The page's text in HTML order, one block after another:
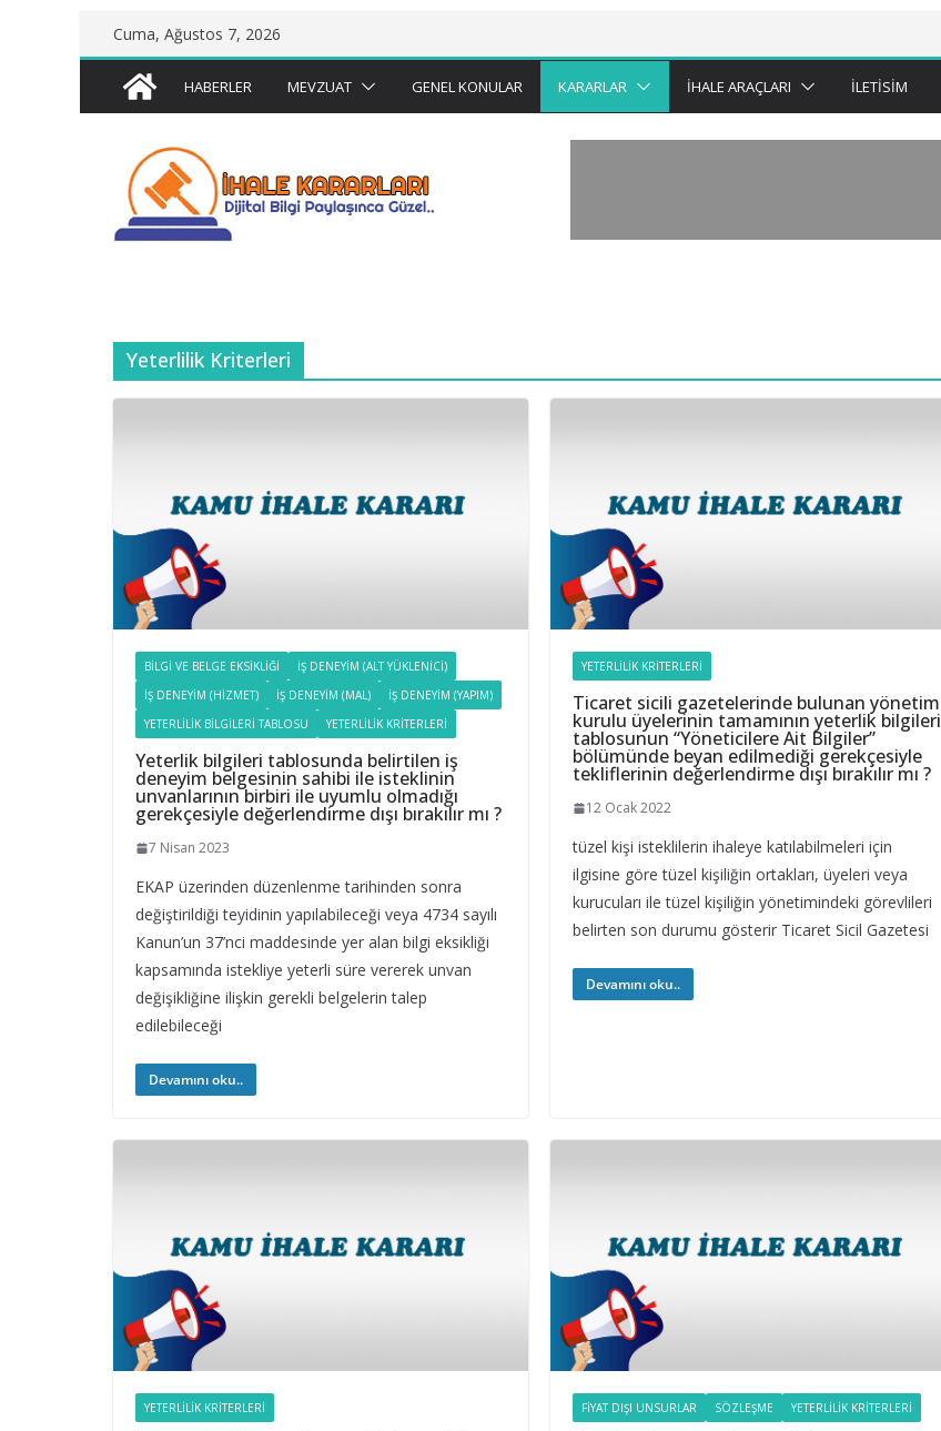
to
content
Cuma, Ağustos 7, 2026
HABERLER MEVZUAT GENEL KONULAR KARARLAR İHALE ARAÇLARI İLETISIM
Yeterlilik Kriterleri
BILGI VE BELGE EKSIKLIĞI
İŞ DENEYIM (ALT YÜKLENICI)
İŞ DENEYIM (HIZMET)
İŞ DENEYIM (MAL)
İŞ DENEYIM (YAPIM)
YETERLILIK BILGILERI TABLOSU
YETERLILIK KRITERLERI
Yeterlik bilgileri tablosunda belirtilen iş
deneyim belgesinin sahibi ile isteklinin
unvanlarının birbiri ile uyumlu olmadığı
gerekçesiyle değerlendirme dışı bırakılır mı ?
7 Nisan 2023
EKAP üzerinden düzenlenme tarihinden sonra
değiştirildiği teyidinin yapılabileceği veya 4734 sayılı
Kanun’un 37’nci maddesinde yer alan bilgi eksikliği
kapsamında istekliye yeterli süre vererek unvan
değişikliğine ilişkin gerekli belgelerin talep
edilebileceği
Devamını oku..
YETERLILIK KRITERLERI
Ticaret sicili gazetelerinde bulunan yönetim
kurulu üyelerinin tamamının yeterlik bilgileri
tablosunun “Yöneticilere Ait Bilgiler”
bölümünde beyan edilmediği gerekçesiyle
tekliflerinin değerlendirme dışı bırakılır mı ?
12 Ocak 2022
tüzel kişi isteklilerin ihaleye katılabilmeleri için
ilgisine göre tüzel kişiliğin ortakları, üyeleri veya
kurucuları ile tüzel kişiliğin yönetimindeki görevlileri
belirten son durumu gösterir Ticaret Sicil Gazetesi
Devamını oku..
YETERLILIK KRITERLERI FIYAT DIŞI UNSURLAR SÖZLEŞME YETERLILIK KRITERLERI